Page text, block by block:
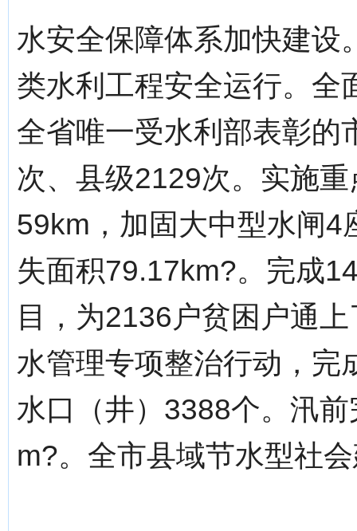
水安全保障体系加快建设
类水利工程安全运行。全
全省唯一受水利部表彰的
次、县级2129次。实施
59km，加固大中型水闸4
失面积79.17km?。完成
目，为2136户贫困户通
水管理专项整治行动，完
水口（井）3388个。汛
m?。全市县域节水型社